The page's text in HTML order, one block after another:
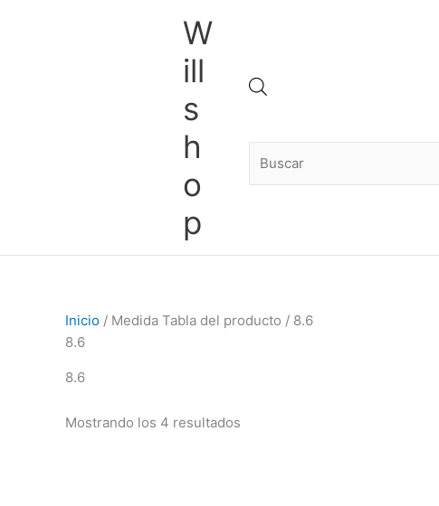
W
ill
s
h
o
p
Búsqueda
de
Inicio / Medida Tabla del producto / 8.6
8.6
8.6
Mostrando los 4 resultados
últimos